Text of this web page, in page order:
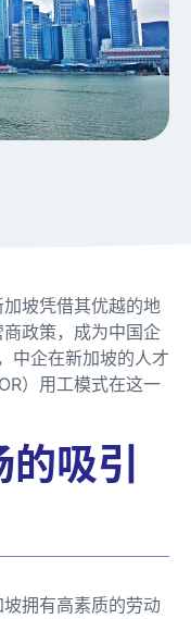
坡凭借其优越的地
政策，成为中国企
中企在新加坡的人才
）用工模式在这一
吸引
拥有高素质的劳动